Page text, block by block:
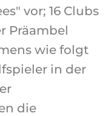
vor; 16 Clubs
Präambel
wie folgt
in der
die